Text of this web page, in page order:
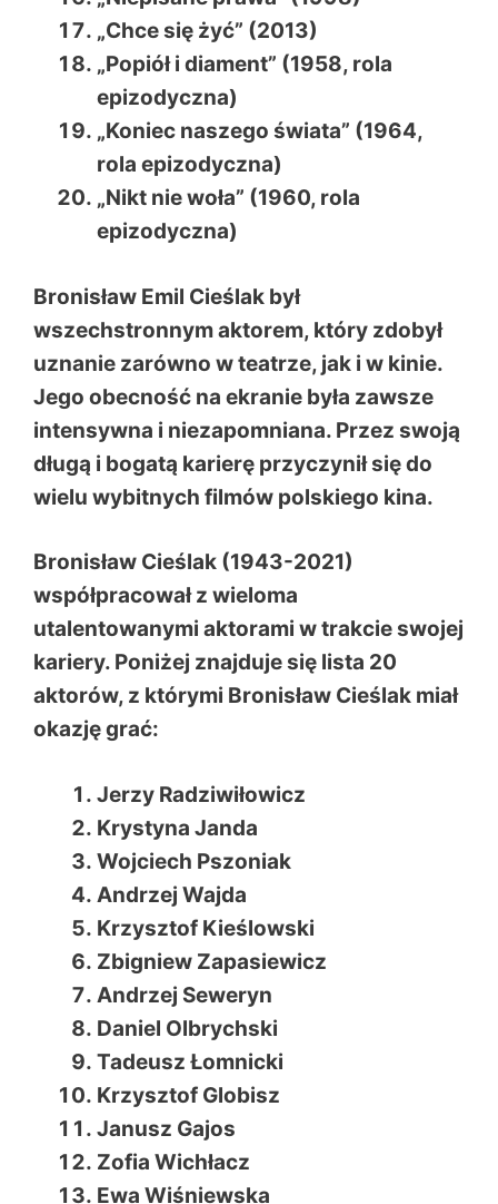
„Chce się żyć” (2013)
„Popiół i diament” (1958, rola
epizodyczna)
„Koniec naszego świata” (1964,
rola epizodyczna)
„Nikt nie woła” (1960, rola
epizodyczna)
Bronisław Emil Cieślak był
wszechstronnym aktorem, który zdobył
uznanie zarówno w teatrze, jak i w kinie.
Jego obecność na ekranie była zawsze
intensywna i niezapomniana. Przez swoją
długą i bogatą karierę przyczynił się do
wielu wybitnych filmów polskiego kina.
Bronisław Cieślak (1943-2021)
współpracował z wieloma
utalentowanymi aktorami w trakcie swojej
kariery. Poniżej znajduje się lista 20
aktorów, z którymi Bronisław Cieślak miał
okazję grać:
Jerzy Radziwiłowicz
Krystyna Janda
Wojciech Pszoniak
Andrzej Wajda
Krzysztof Kieślowski
Zbigniew Zapasiewicz
Andrzej Seweryn
Daniel Olbrychski
Tadeusz Łomnicki
Krzysztof Globisz
Janusz Gajos
Zofia Wichłacz
Ewa Wiśniewska